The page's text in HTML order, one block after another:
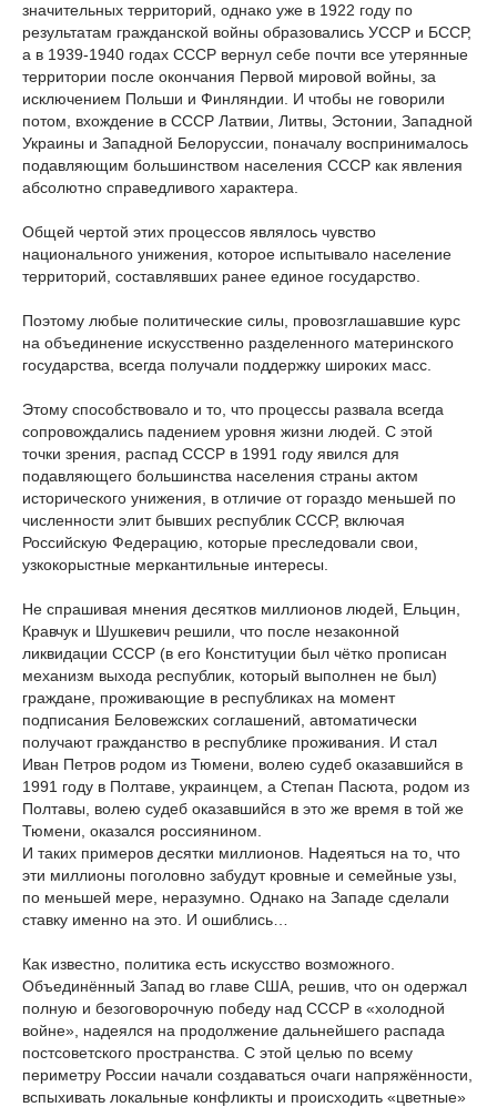
значительных территорий, однако уже в 1922 году по
результатам гражданской войны образовались УССР и БССР,
а в 1939-1940 годах СССР вернул себе почти все утерянные
территории после окончания Первой мировой войны, за
исключением Польши и Финляндии. И чтобы не говорили
потом, вхождение в СССР Латвии, Литвы, Эстонии, Западной
Украины и Западной Белоруссии, поначалу воспринималось
подавляющим большинством населения СССР как явления
абсолютно справедливого характера.
Общей чертой этих процессов являлось чувство
национального унижения, которое испытывало население
территорий, составлявших ранее единое государство.
Поэтому любые политические силы, провозглашавшие курс
на объединение искусственно разделенного материнского
государства, всегда получали поддержку широких масс.
Этому способствовало и то, что процессы развала всегда
сопровождались падением уровня жизни людей. С этой
точки зрения, распад СССР в 1991 году явился для
подавляющего большинства населения страны актом
исторического унижения, в отличие от гораздо меньшей по
численности элит бывших республик СССР, включая
Российскую Федерацию, которые преследовали свои,
узкокорыстные меркантильные интересы.
Не спрашивая мнения десятков миллионов людей, Ельцин,
Кравчук и Шушкевич решили, что после незаконной
ликвидации СССР (в его Конституции был чётко прописан
механизм выхода республик, который выполнен не был)
граждане, проживающие в республиках на момент
подписания Беловежских соглашений, автоматически
получают гражданство в республике проживания. И стал
Иван Петров родом из Тюмени, волею судеб оказавшийся в
1991 году в Полтаве, украинцем, а Степан Пасюта, родом из
Полтавы, волею судеб оказавшийся в это же время в той же
Тюмени, оказался россиянином.
И таких примеров десятки миллионов. Надеяться на то, что
эти миллионы поголовно забудут кровные и семейные узы,
по меньшей мере, неразумно. Однако на Западе сделали
ставку именно на это. И ошиблись…
Как известно, политика есть искусство возможного.
Объединённый Запад во главе США, решив, что он одержал
полную и безоговорочную победу над СССР в «холодной
войне», надеялся на продолжение дальнейшего распада
постсоветского пространства. С этой целью по всему
периметру России начали создаваться очаги напряжённости,
вспыхивать локальные конфликты и происходить «цветные»